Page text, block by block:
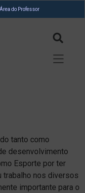
Área do Professor
tanto como
desenvolvimento
Esporte por ter
trabalho nos diversos
importante para o